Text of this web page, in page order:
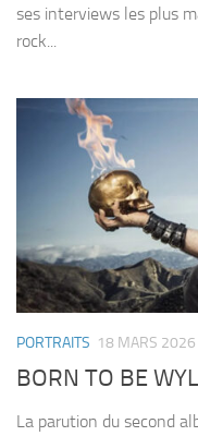
ses interviews les plus
rock...
PORTRAITS 18 MARS 2026
BORN TO BE
La parution du second